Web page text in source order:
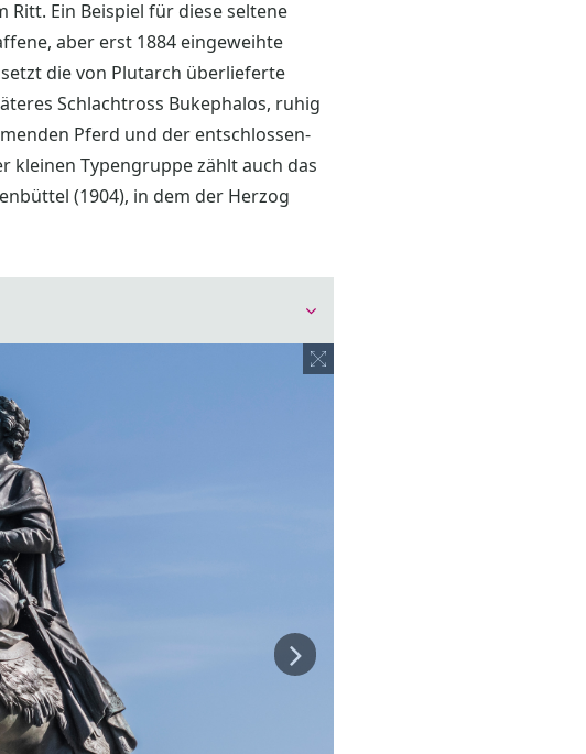
Ein Beispiel für diese seltene
aber erst 1884 eingeweihte
setzt die von Plutarch überlieferte
Schlachtross Bukephalos, ruhig
Pferd und der entschlossen-
kleinen Typengruppe zählt auch das
(1904), in dem der Herzog